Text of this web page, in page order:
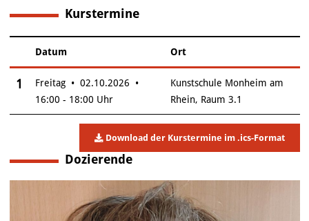
Kurstermine
Insgesamt gibt es 1 Termine zum diesen Kurs
–
Datum Ort
1
Freitag • 02.10.2026 •
16:00 - 18:00 Uhr
Kunstschule Monheim am
Rhein, Raum 3.1
Download der Kurstermine im .ics-Format
Dozierende